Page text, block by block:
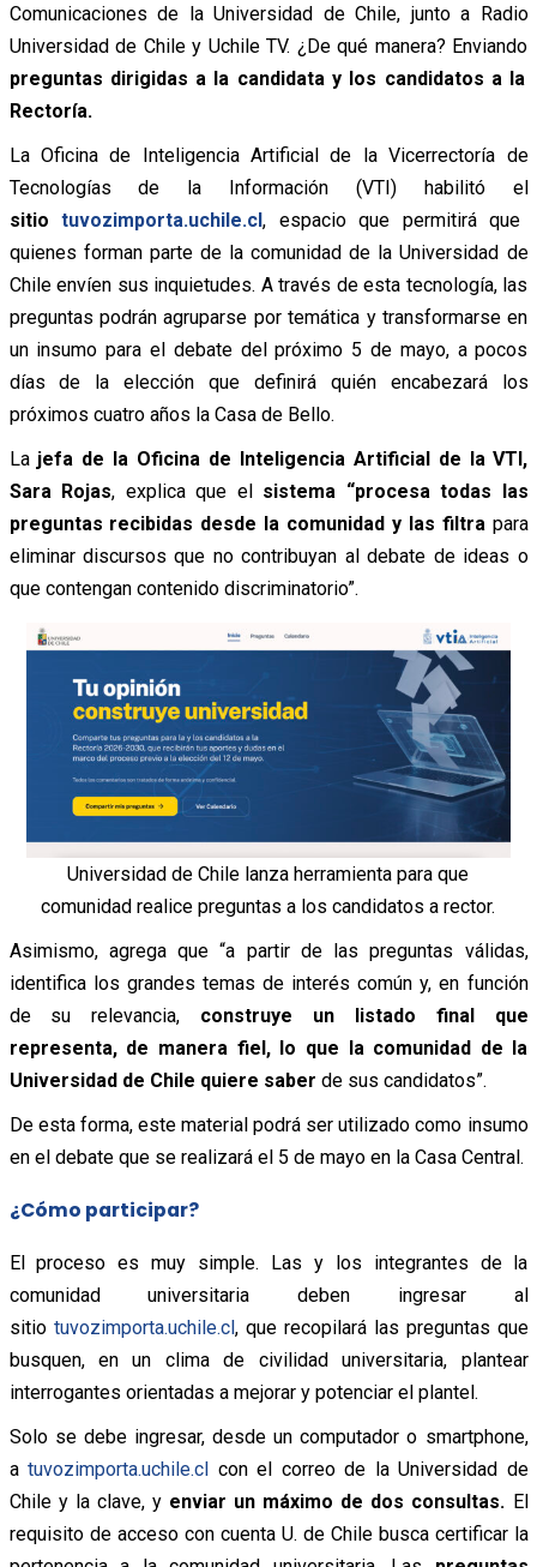
Comunicaciones de la Universidad de Chile, junto a Radio
Universidad de Chile y Uchile TV. ¿De qué manera? Enviando
preguntas dirigidas a la candidata y los candidatos a la
Rectoría.
La Oficina de Inteligencia Artificial de la Vicerrectoría de
Tecnologías de la Información (VTI) habilitó el
sitio tuvozimporta.uchile.cl, espacio que permitirá que
quienes forman parte de la comunidad de la Universidad de
Chile envíen sus inquietudes. A través de esta tecnología, las
preguntas podrán agruparse por temática y transformarse en
un insumo para el debate del próximo 5 de mayo, a pocos
días de la elección que definirá quién encabezará los
próximos cuatro años la Casa de Bello.
Lajefa de la Oficina de Inteligencia Artificial de la VTI,
Sara Rojas, explica que el sistema “procesa todas las
preguntas recibidas desde la comunidad y las filtra para
eliminar discursos que no contribuyan al debate de ideas o
que contengan contenido discriminatorio”.
Universidad de Chile lanza herramienta para que
comunidad realice preguntas a los candidatos a rector.
Asimismo, agrega que “a partir de las preguntas válidas,
identifica los grandes temas de interés común y, en función
de su relevancia, construye un listado final que
representa, de manera fiel, lo que la comunidad de la
Universidad de Chile quiere saber de sus candidatos”.
De esta forma, este material podrá ser utilizado como insumo
en el debate que se realizará el 5 de mayo en la Casa Central.
¿Cómo participar?
El proceso es muy simple. Las y los integrantes de la
comunidad universitaria deben ingresar al
sitio tuvozimporta.uchile.cl, que recopilará las preguntas que
busquen, en un clima de civilidad universitaria, plantear
interrogantes orientadas a mejorar y potenciar el plantel.
Solo se debe ingresar, desde un computador o smartphone,
atuvozimporta.uchile.cl con el correo de la Universidad de
Chile y la clave, yenviar un máximo de dos consultas. El
requisito de acceso con cuenta U. de Chile busca certificar la